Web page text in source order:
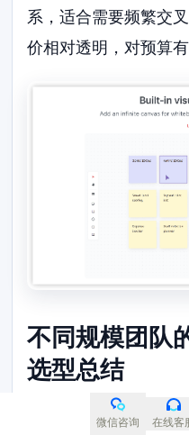
系，适合需要频繁交
价相对透明，对预算
不同规模团队
选型总结
选型没有绝对的标准
微信咨询 在线客